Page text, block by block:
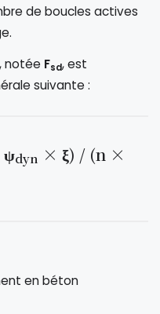
de boucles actives
notée Fsd, est
suivante :
dyn × ξ) / (n ×
en béton